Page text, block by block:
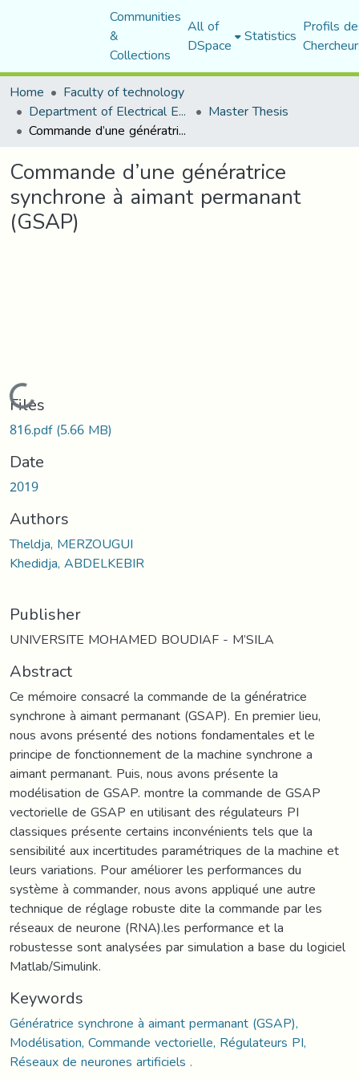
Communities
&
Collections
All of
DSpace Statistics Profils
Home
Faculty of technology
Department of Electrical Engineering Master Thesis
Commande d’une génératrice synchrone à aimant permanant (GSAP)
Commande d’une génératrice
synchrone à aimant permanant
(GSAP)
Loading...
Files
816.pdf(5.66 MB)
Date
2019
Authors
Theldja, MERZOUGUI
Khedidja, ABDELKEBIR
Publisher
UNIVERSITE MOHAMED BOUDIAF - M’SILA
Abstract
Ce mémoire consacré la commande de la génératrice
synchrone à aimant permanant (GSAP). En premier lieu,
nous avons présenté des notions fondamentales et le
principe de fonctionnement de la machine synchrone a
aimant permanant. Puis, nous avons présente la
modélisation de GSAP. montre la commande de GSAP
vectorielle de GSAP en utilisant des régulateurs PI
classiques présente certains inconvénients tels que la
sensibilité aux incertitudes paramétriques de la machine et
leurs variations. Pour améliorer les performances du
système à commander, nous avons appliqué une autre
technique de réglage robuste dite la commande par les
réseaux de neurone (RNA).les performance et la
robustesse sont analysées par simulation a base du logiciel
Matlab/Simulink.
Keywords
Génératrice synchrone à aimant permanant (GSAP),
Modélisation, Commande vectorielle, Régulateurs PI,
Réseaux de neurones artificiels .